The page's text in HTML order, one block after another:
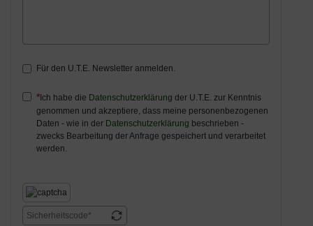
Für den U.T.E. Newsletter anmelden.
Ich habe die Datenschutzerklärung der U.T.E. zur Kenntnis
genommen und akzeptiere, dass meine personenbezogenen
Daten - wie in der Datenschutzerklärung beschrieben -
zwecks Bearbeitung der Anfrage gespeichert und verarbeitet
werden.